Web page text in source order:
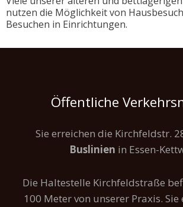
nutzen die Möglichkeit von
Besuchen in Einrichtungen.
Öffentliche
Sie erreichen die Kirchfeldstr.
Buslinien in Essen-
Die Haltestelle Kirchfeldstraße
100 Meter von unserer Praxis.